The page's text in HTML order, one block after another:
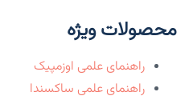
محصولات ویژه
راهنمای علمی اوزمپیک
راهنمای علمی ساکسندا